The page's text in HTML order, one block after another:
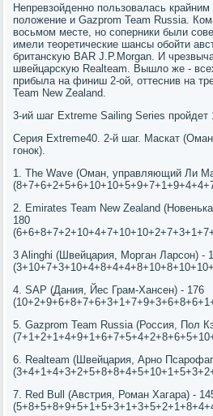
Непревзойденно пользовалась
положение и Gazprom Team Russia.
восьмом месте, но соперники были
имели теоретические шансы обойти
британскую BAR J.P.Morgan. И
швейцарскую Realteam. Вышло же -
прибыла на финиш 2-ой, оттеснив на
Team New Zealand.
3-ий шаг Extreme Sailing Series пройдет
Серия Extreme40. 2-й шаг. Маскат
гонок).
1. The Wave (Оман, управляющий Ли
2. Emirates Team New Zealand
180
3 Alinghi (Швейцария, Морган Ларсон) -
4. SAP (Дания, Йес Грам-Хансен) - 176
5. Gazprom Team Russia (Россия, Пол
6. Realteam (Швейцария, Арно
7. Red Bull (Австрия, Роман Хагара) -